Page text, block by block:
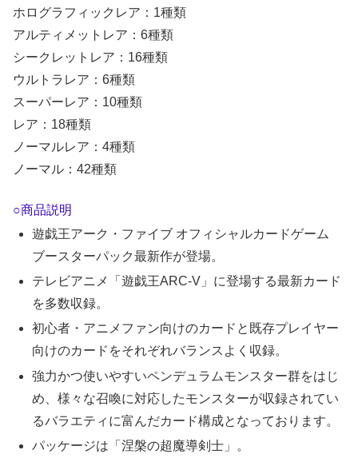
ホログラフィックレア：1種類
アルティメットレア：6種類
シークレットレア：16種類
ウルトラレア：6種類
スーパーレア：10種類
レア：18種類
ノーマルレア：4種類
ノーマル：42種類
○商品説明
遊戯王アーク・ファイブ オフィシャルカードゲーム
ブースターパック最新作が登場。
テレビアニメ「遊戯王ARC-V」に登場する最新カード
を多数収録。
初心者・アニメファン向けのカードと既存プレイヤー
向けのカードをそれぞれバランスよく収録。
強力かつ使いやすいペンデュラムモンスター群をはじ
め、様々な召喚に対応したモンスターが収録されてい
るバラエティに富んだカード構成となっております。
パッケージは「涅槃の超魔導剣士」。